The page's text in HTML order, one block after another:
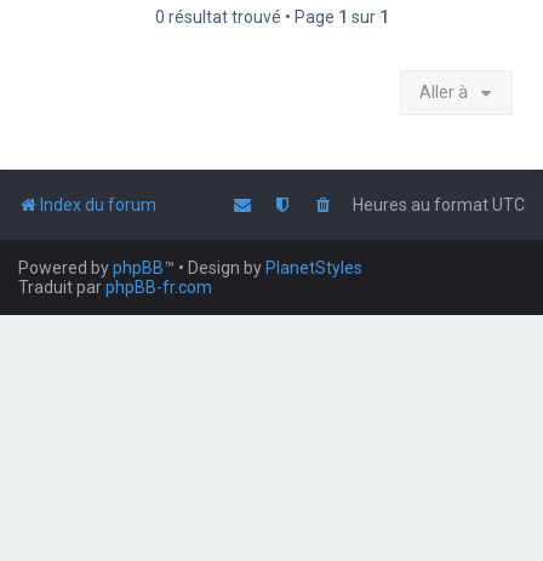
0 résultat trouvé • Page 1 sur 1
Aller à
Index du forum Heures au formatUTC
Powered byphpBB™ • Design by PlanetStyles
Traduit parphpBB-fr.com